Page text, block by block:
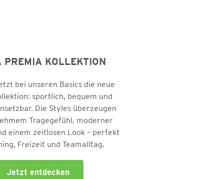
PREMIA KOLLEKTION
bei unseren Basics die neue
sportlich, bequem und
Die Styles überzeugen
Tragegefühl, moderner
einem zeitlosen Look – perfekt
Freizeit und Teamalltag.
Jetzt entdecken